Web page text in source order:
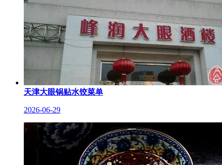
天津大眼锅贴水饺菜单
2026-06-29